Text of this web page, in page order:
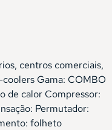
centros comerciais,
Gama: COMBO
de calor Compressor:
Permutador:
folheto